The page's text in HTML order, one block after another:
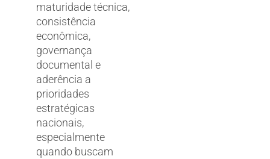
maturidade técnica,
consistência
econômica,
governança
documental e
aderência a
prioridades
estratégicas
nacionais,
especialmente
quando buscam